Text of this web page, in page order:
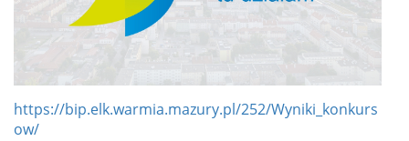
https://bip.elk.warmia.mazury.pl/252/Wyniki_konkurs
ow/